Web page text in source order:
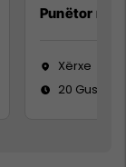
Punëtor në
Xërxe
20 Gusht